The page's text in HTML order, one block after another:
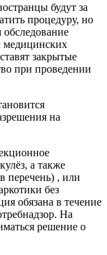
будут за
процедуру, но
обследование
медицинских
закрытые
при проведении
на
а также
перечень) , или
без
обязана в течение
На
решение о